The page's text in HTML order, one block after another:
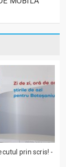
prin scris! -